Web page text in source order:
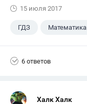
15 июля 2017
ГДЗ Математика
6 ответов
Халк Халк